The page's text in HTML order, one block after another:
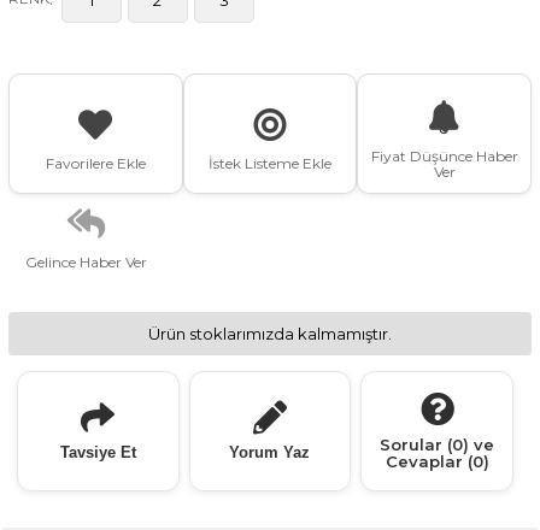
Favorilere Ekle İstek Listeme Ekle
Fiyat Düşünce Haber
Ver
Gelince Haber Ver
Ürün stoklarımızda kalmamıştır.
Tavsiye Et Yorum Yaz
Sorular (0) ve
Cevaplar (0)